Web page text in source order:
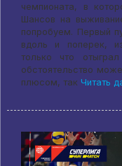
чемпионата, в
Шансов на
попробуем. Первый
вдоль и поперек,
только что
обстоятельство
плюсом, так Читать